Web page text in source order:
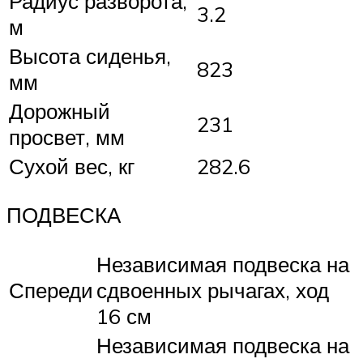
м
3.2
Высота сиденья,
мм
823
Дорожный
просвет, мм
231
Сухой вес, кг
282.6
ПОДВЕСКА
Спереди
Независимая подвеска на
сдвоенных рычагах, ход
16 см
Независимая подвеска на